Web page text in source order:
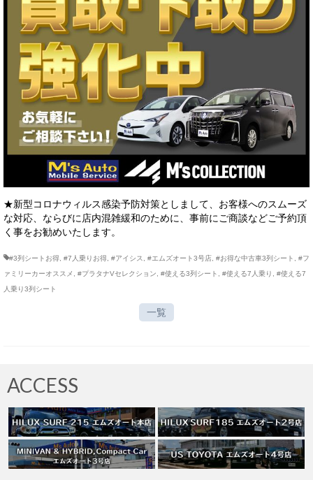
★新型コロナウィルス感染予防対策としまして、お客様へのスムーズ
な対応、ならびに店内混雑緩和のために、事前にご商談などご予約頂
く事をお勧めいたします。
#3列シートお得 #7人乗りお得 #アイシス #エムズオート3号店 #お得な中古車3列シート
#フ
ァミリーカーオススメ
#プラタナVセレクション #使える3列シート #使える7人乗り
#使える7
人乗り3列シート
一覧
ACCESS